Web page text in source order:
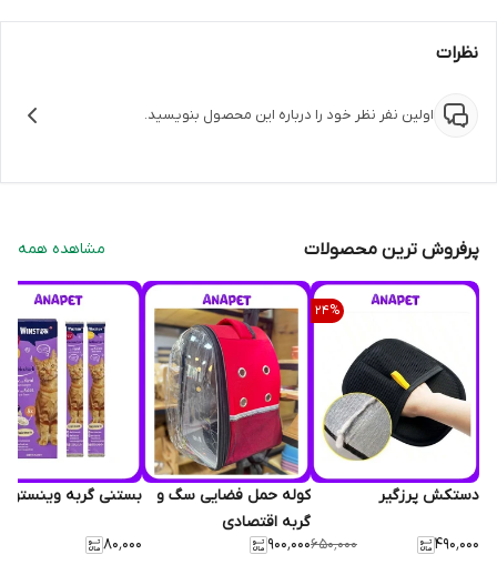
نظرات
اولین نفر نظر خود را درباره این محصول بنویسید.
پرفروش ترین محصولات مشاهده همه
24%
دستکش پرزگیر
۴۹۰٬۰۰۰ ۶۵۰٬۰۰۰
کوله حمل فضایی سگ و
گربه اقتصادی
۹۰۰٬۰۰۰
بستنی گربه وینستون
۸۰٬۰۰۰